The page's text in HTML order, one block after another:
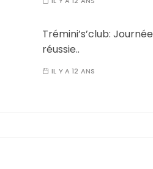
Trémini’s’club: Journée
réussie..
IL Y A 12 ANS